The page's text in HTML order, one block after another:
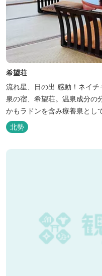
希望荘
流れ星、日の出 感動！ネイ
泉の宿、希望荘。温泉成分の
かもラドンを含み療養泉とし
に、ご宿泊はもちろん日帰り
気浴ラドンの泉も新たにオー
北勢